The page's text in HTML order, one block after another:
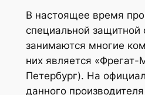
В настоящее время
специальной
занимаются многие
них является «Фрегат-
Петербург). На
данного производителя